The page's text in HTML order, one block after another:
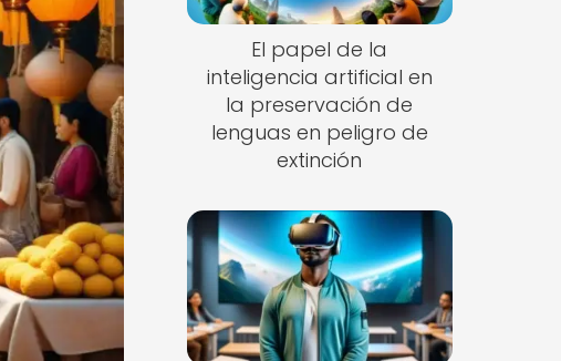
El papel de la
inteligencia artificial en
la preservación de
lenguas en peligro de
extinción